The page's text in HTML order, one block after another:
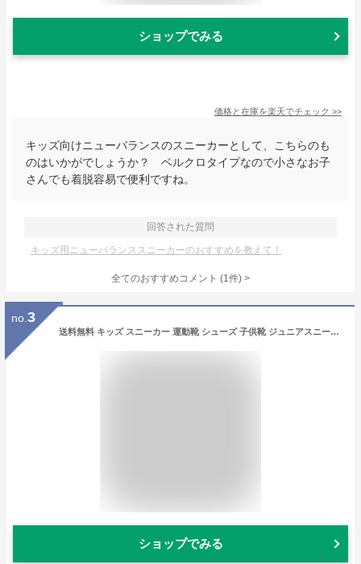
ショップでみる
価格と在庫を楽天でチェック >>
キッズ向けニューバランスのスニーカーとして、こちらのも
のはいかがでしょうか？ ベルクロタイプなので小さなお子
さんでも着脱容易で便利ですね。
回答された質問
キッズ用ニューバランススニーカーのおすすめを教えて！
全てのおすすめコメント (1件) >
no. 3
送料無料 キッズ スニーカー 運動靴 シューズ 子供靴 ジュニアスニーカー 運動靴 キッズスニーカー 運動靴 ニューバランス NEWBALANCE 313/子ども 17-21.5cm 男の子 女の子 くつ 通学 通園 小学生 スポーティカジュアル おしゃれ 男児 女児/PO313-W-MAIN
ショップでみる